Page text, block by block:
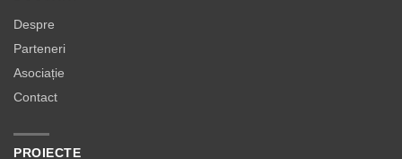
Despre
Parteneri
Asociație
Contact
PROIECTE